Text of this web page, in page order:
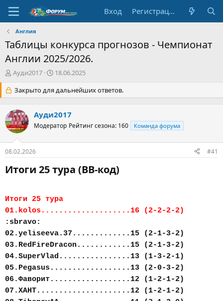
Вход Регистрация
Англия
Таблицы конкурса прогнозов - Чемпионат
Англии 2025/2026.
А
т
о
р
т
е
м
ы
Ауди2017
Д
т
а
а
ч
л
18.06.2025
Закрыто для дальнейших ответов.
Ауди2017
Модератор Рейтинг сезона: 160 Команда форума
08.02.2026 #41
Итоги 25 тура (BB-код)​
Итоги 25 тура
01.kolos....................16 (2-2-2-2)
:sbravo:
02.yeliseeva.37.............15 (2-1-3-2)
03.RedFireDracon............15 (2-1-3-2)
04.SuperVlad................13 (1-3-2-1)
05.Pegasus..................13 (2-0-3-2)
06.Фаворит..................12 (1-2-1-2)
07.ХАНТ.....................12 (1-2-1-2)